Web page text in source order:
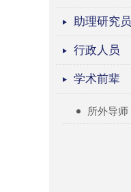
助理研究员
行政人员
学术前辈
所外导师